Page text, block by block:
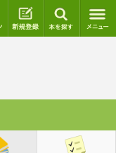
ログイン 新規登録